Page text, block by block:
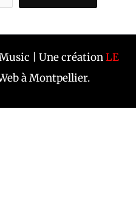
| Une créationLE
à Montpellier.